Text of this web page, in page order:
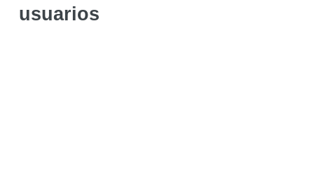
usuarios